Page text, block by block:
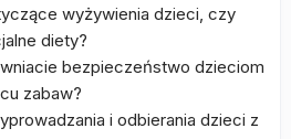
wyżywienia dzieci, czy
diety?
bezpieczeństwo dzieciom
zabaw?
i odbierania dzieci z